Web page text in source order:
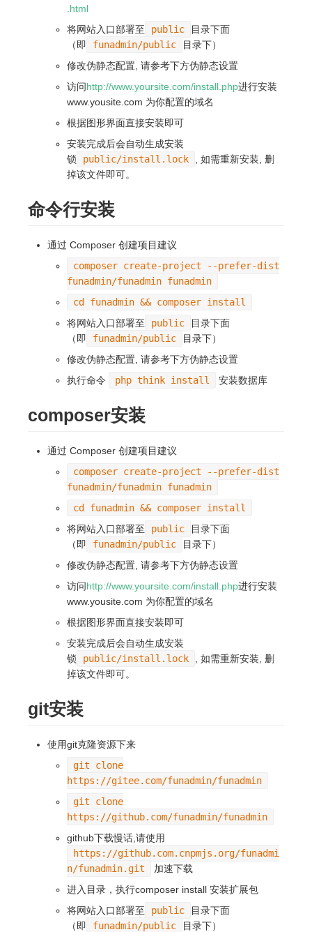
.html
将网站入口部署至
public
目录下面
（即
funadmin/public
目录下）
修改伪静态配置, 请参考下方伪静态设置
访问http://www.yoursite.com/install.php进行安装
www.yousite.com 为你配置的域名
根据图形界面直接安装即可
安装完成后会自动生成安装
锁
public/install.lock
, 如需重新安装, 删
掉该文件即可。
命令行安装
通过 Composer 创建项目建议
composer create-project --prefer-dist
funadmin/funadmin funadmin
cd funadmin && composer install
将网站入口部署至
public
目录下面
（即
funadmin/public
目录下）
修改伪静态配置, 请参考下方伪静态设置
执行命令
php think install 安装数据库
composer安装
通过 Composer 创建项目建议
composer create-project --prefer-dist
funadmin/funadmin funadmin
cd funadmin && composer install
将网站入口部署至
public
目录下面
（即
funadmin/public
目录下）
修改伪静态配置, 请参考下方伪静态设置
访问http://www.yoursite.com/install.php进行安装
www.yousite.com 为你配置的域名
根据图形界面直接安装即可
安装完成后会自动生成安装
锁
public/install.lock
, 如需重新安装, 删
掉该文件即可。
git安装
使用git克隆资源下来
git clone
https://gitee.com/funadmin/funadmin
git clone
https://github.com/funadmin/funadmin
github下载慢话,请使用
https://github.com.cnpmjs.org/funadmi
n/funadmin.git
加速下载
进入目录，执行composer install 安装扩展包
将网站入口部署至
public
目录下面
（即
funadmin/public
目录下）